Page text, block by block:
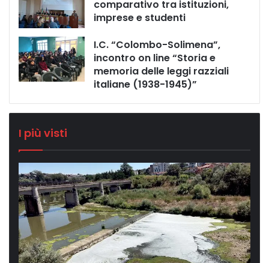
comparativo tra istituzioni,
imprese e studenti
I.C. “Colombo-Solimena”,
incontro on line “Storia e
memoria delle leggi razziali
italiane (1938-1945)”
I più visti